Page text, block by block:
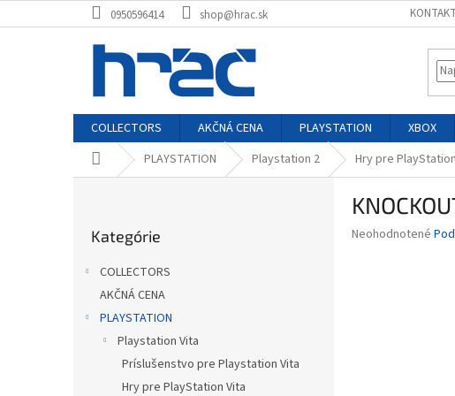
na
0950596414 shop@hrac.sk
COLLECTORS AKČNÁ CENA PLAYSTATION XBOX
DomovPLAYSTATION Playstation 2 Hry pre
kategórie
Kategórie
COLLECTORS
AKČNÁ CENA
PLAYSTATION
Playstation Vita
Príslušenstvo pre Playstation Vita
Hry pre PlayStation Vita
Priemerné
Neohodnotené